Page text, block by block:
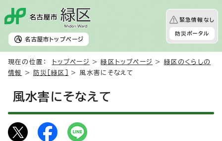
名古屋市 トップページ
緊急情報なし
防災ポータル
現在の位置： トップページ >緑区トップページ > 緑区のくらしの
情報
> 防災［緑区］ > 風水害にそなえて
風水害にそなえて